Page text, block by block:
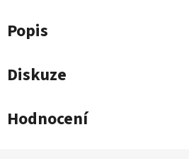
Popis
Diskuze
Hodnocení